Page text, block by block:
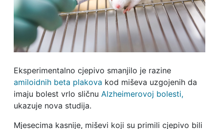
Eksperimentalno cjepivo smanjilo je razine
amiloidnih beta plakova kod miševa uzgojenih da
imaju bolest vrlo sličnu Alzheimerovoj bolesti,
ukazuje nova studija.
Mjesecima kasnije, miševi koji su primili cjepivo bili